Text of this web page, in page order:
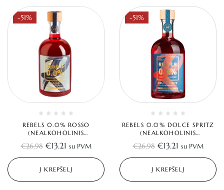
-51%
REBELS 0.0% ROSSO
(NEALKOHOLINIS
APERITYVAS) 0.5L
€26.98 €13.21 su PVM
Į KREPŠELĮ
-51%
REBELS 0.0% DOLCE SPRITZ
(NEALKOHOLINIS
APERITYVAS) 0.5L
€26.98 €13.21 su PVM
Į KREPŠELĮ